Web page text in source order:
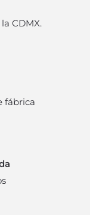
en un lapso
adecuadas
Mismos que
y pueden
Bajo
CDMX.
fábrica